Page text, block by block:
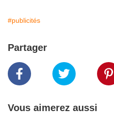
#publicités
Partager
Vous aimerez aussi